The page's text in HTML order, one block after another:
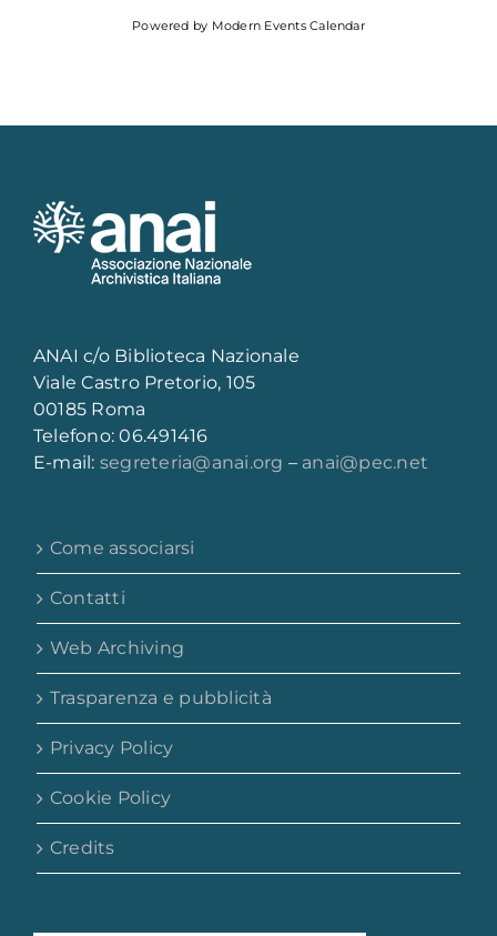
Powered by Modern Events Calendar
ANAI c/o Biblioteca Nazionale
Viale Castro Pretorio, 105
00185 Roma
Telefono: 06.491416
E-mail: segreteria@anai.org – anai@pec.net
Come associarsi
Contatti
Web Archiving
Trasparenza e pubblicità
Privacy Policy
Cookie Policy
Credits